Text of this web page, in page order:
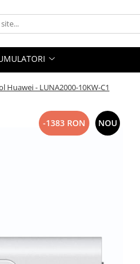
Huawei - LUNA2000-10KW-C1
-1383 RON NOU